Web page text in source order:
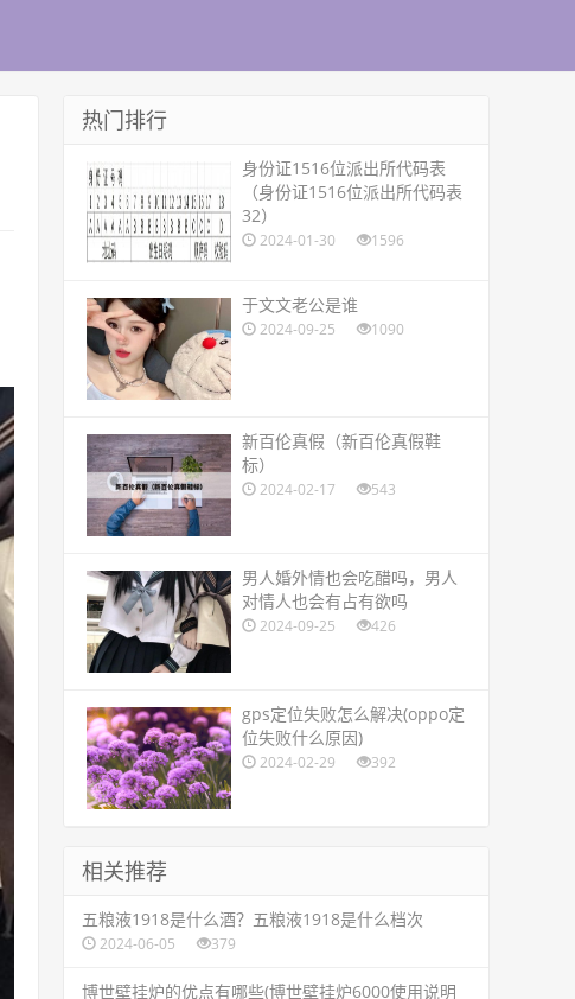
热门排行
​身份证1516位派出所代码表
（身份证1516位派出所代码表
32）
2024-01-30 1596
​于文文老公是谁
2024-09-25 1090
​新百伦真假（新百伦真假鞋
标）
2024-02-17 543
​男人婚外情也会吃醋吗，男人
对情人也会有占有欲吗
2024-09-25 426
​gps定位失败怎么解决(oppo定
位失败什么原因)
2024-02-29 392
相关推荐
​五粮液1918是什么酒？五粮液1918是什么档次
2024-06-05 379
​博世壁挂炉的优点有哪些(博世壁挂炉6000使用说明